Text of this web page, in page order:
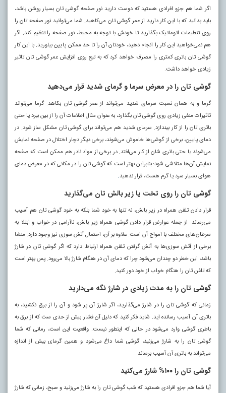
اگر شما هم جزو افرادی هستید که دوست دارید نور صفحه گوشی تان بسیار روشن باشد،
باید بدانید که با این کار دارید از عمر گوشی تان می‌کاهید. شما می‌توانید نور صفحه تان را
روی تنظیمات اتوماتیک بگذارید تا خودش با توجه به محیط، نور صفحه را تنظیم کند. اگر
هم نمی‌خواهید این کار را انجام دهید، خودتان آن را تا حد ممکن پایین بیاورید. با این کار
گوشی تان باتری کمتری را مصرف خواهد کرد که به تبع روی افزایش عمر گوشی تان تاثیر
زیادی خواهد داشت.
گوشی تان را در معرض سرما و گرمای شدید قرار می‌دهید
گرما و به همان نسبت سرمای شدید می‌تواند از عمر گوشی تان بکاهد. گرما می‌تواند
تاثیرات منفی زیادی روی گوشی تان بگذارد، به عنوان مثال اطلاعات آن را از بین ببرد یا حتی
باتری تان را از کار بیندازد. سرمای شدید هم می‌تواند برای گوشی تان مشکل ساز شود. در
دمای پایین، برخی از گوشی‌ها خاموش می‌شوند، برخی دیگر دچار اختلال در صفحه نمایش
می‌شوند یا حتی باتری شان از کار می‌افتد. در برخی از مواد نادر هم ممکن است که صفحه
نمایش آن‌ها متلاشی شود؛ بنابراین بهتر است که گوشی تان را در مکانی که در معرض دمای
هوای بسیار سرد یا گرم هست، قرار ندهید.
گوشی تان را روی تخت یا زیر بالش تان می‌گذارید
قرار دادن تلفن همراه در زیر بالش، نه تنها به خود شما بلکه به خود گوشی تان هم آسیب
می‌رساند. از جمله عوارض قرار دادن گوشی همراه زیر بالش، ناآرامی در خواب و ابتلا به
سرطان‌های مختلف با امواج آن است. علاوه بر آن، احتمال آتش سوزی نیز وجود دارد. منشا
برخی از آتش سوزی‌ها به آتش گرفتن تلفن همراه ارتباط دارد که اگر گوشی تان در شارژ
باشد، این خطر دو چندان می‌شود چرا که دمای آن در هنگام شارژ بالا می‌رود. پس بهتر است
که تلفن تان را هنگام خواب از خود دور کنید.
گوشی تان را به مدت زیادی در شارژ نگه می‌دارید
زمانی که گوشی تان را در شارژ می‌گذارید، اگر شارژ آن پر شود و آن را از برق نکشید، به
باتری آن آسیب رسانده اید. شاید فکر کنید که دلیل آن فشار بیش از حدی ست که از برق به
باطری گوشی وارد می‌شود در حالی که اینطور نیست. واقعیت این است، رمانی که شما
گوشی تان را به شارژ می‌زنید، گوشی شما داغ می‌شود و همین گرمای بیش از اندازه
می‌تواند به باتری آن آسیب برساند.
گوشی تان را ۱۰۰% شارژ می‌کنید
آیا شما هم جزو افرادی هستید که شب گوشی تان را به شارژ می‌زنید و صبح، زمانی که شارژ